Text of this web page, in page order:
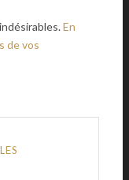
En
de vos